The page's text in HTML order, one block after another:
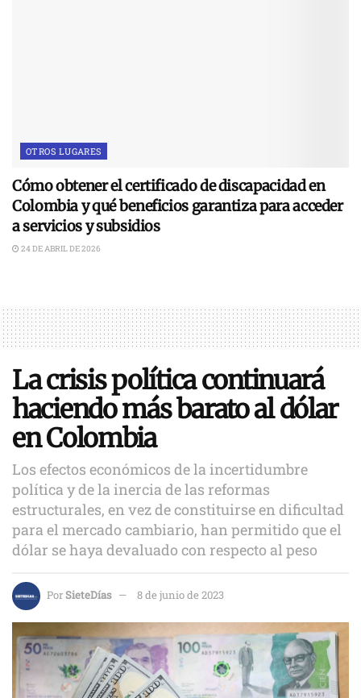
OTROS LUGARES
Cómo obtener el certificado de discapacidad en
Colombia y qué beneficios garantiza para acceder
a servicios y subsidios
24 DE ABRIL DE 2026
La crisis política continuará
haciendo más barato al dólar
en Colombia
Los efectos económicos de la incertidumbre
política y de la inercia de las reformas
estructurales, en vez de constituirse en dificultad
para el mercado cambiario, han permitido que el
dólar se haya devaluado con respecto al peso
PorSieteDías 8 de junio de 2023